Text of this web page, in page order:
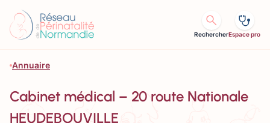
RechercherEspace pro
Annuaire
Cabinet médical – 20 route Nationale
HEUDEBOUVILLE